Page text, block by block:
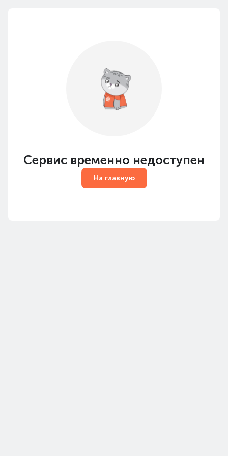
Сервис временно недоступен
На главную